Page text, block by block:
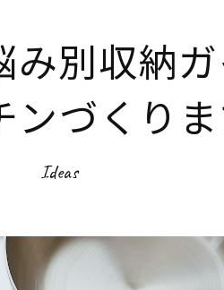
別収納
ンづくり
Ideas